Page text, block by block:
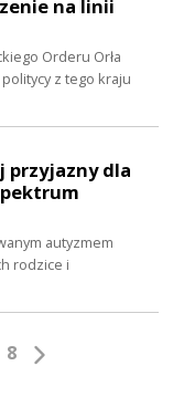
na linii
Orderu Orła
z tego kraju
przyjazny dla
autyzmem
rodzice i
8